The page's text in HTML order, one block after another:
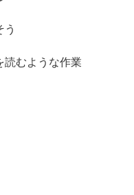
う
読むような作業